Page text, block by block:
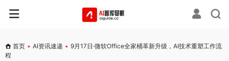
首页 • AI资讯速递 • 9月17日·微软Office全家桶革新升级，AI技术重塑工作流
程